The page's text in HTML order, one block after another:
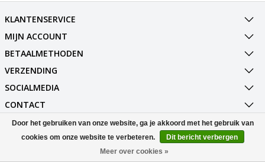
KLANTENSERVICE
MIJN ACCOUNT
BETAALMETHODEN
VERZENDING
SOCIALMEDIA
CONTACT
© Copyright 2026 Best Deals Online BV Powered byLightspeed
All rights reserved byInStijl Media
Door het gebruiken van onze website, ga je akkoord met het gebruik van
cookies om onze website te verbeteren.
Dit bericht verbergen
Meer over cookies »